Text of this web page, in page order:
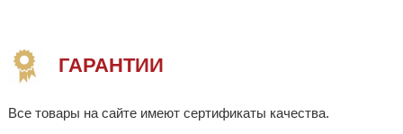
ГАРАНТИИ
Все товары на сайте имеют сертификаты качества.